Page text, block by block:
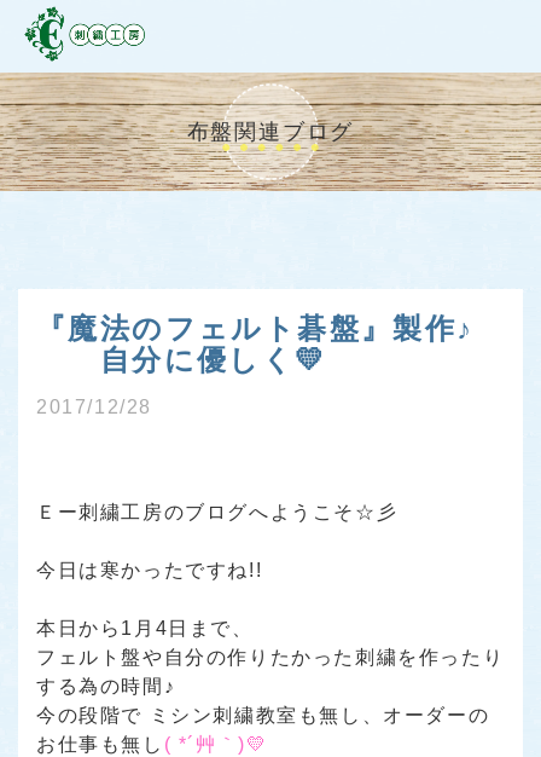
布盤関連ブログ
『魔法のフェルト碁盤』製作♪
自分に優しく💛
2017/12/28
Ｅー刺繍工房のブログへようこそ☆彡
今日は寒かったですね!!
本日から1月4日まで、
フェルト盤や自分の作りたかった刺繍を作ったり
する為の時間♪
今の段階で ミシン刺繍教室も無し、オーダーの
お仕事も無し ( *´艸｀)💛